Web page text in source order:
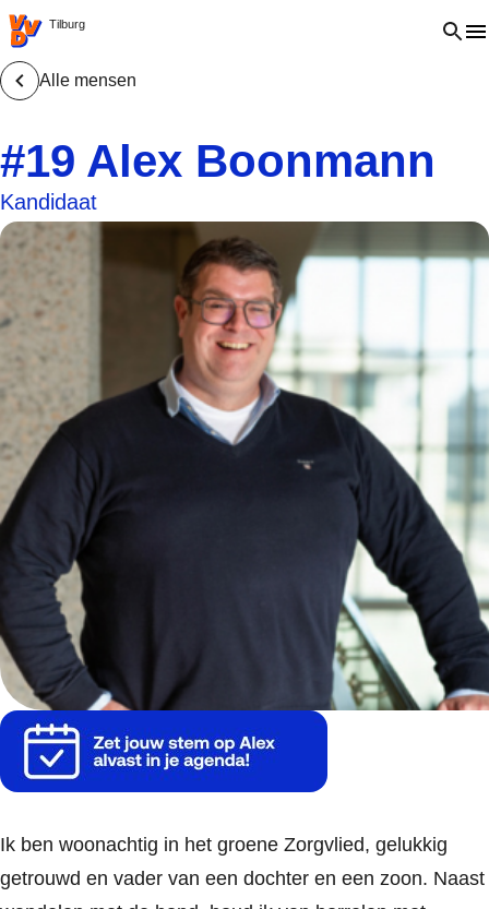
VVD.nl - Ga naar de homepage
Tilburg Open
Alle mensen
#19 Alex Boonmann
Kandidaat
Ik ben woonachtig in het groene Zorgvlied, gelukkig
getrouwd en vader van een dochter en een zoon. Naast